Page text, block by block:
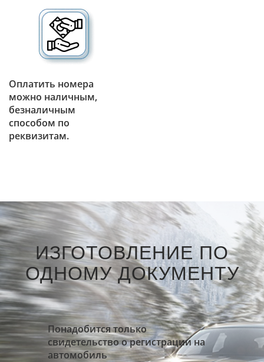
Оплатить номера
можно наличным,
безналичным
способом по
реквизитам.
ИЗГОТОВЛЕНИЕ ПО
ОДНОМУ ДОКУМЕНТУ
Понадобится только
свидетельство о регистрации на
автомобиль